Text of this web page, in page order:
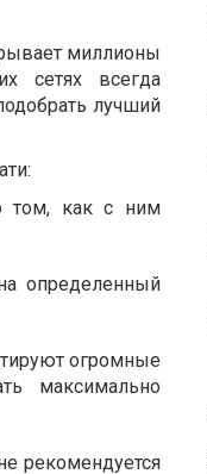
миллионы
сетях всегда
лучший
том, как с ним
определенный
огромные
максимально
рекомендуется